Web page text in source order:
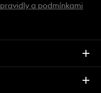
pravidly a podmínkami